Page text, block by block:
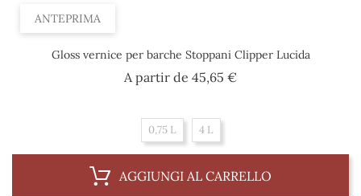
ANTEPRIMA
Gloss vernice per barche Stoppani Clipper Lucida
A partir de 45,65 €Prezzo
0,75 L 4 L
AGGIUNGI AL CARRELLO